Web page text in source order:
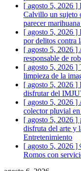
[ agosto 5, 2026 ]
Calvillo un sujeto
parecer marihuana
[ agosto 5, 2026 ]
por delitos contra
[ agosto 5, 2026 ]
responsable de
[ agosto 5, 2026 ]
limpieza de la
[ agosto 5, 2026 ]
disfrutar del
[ agosto 5, 2026 ]
colector pluvial
[ agosto 5, 2026 ]
disfruta del arte y
Entretenimiento
[ agosto 5, 2026 ]
Romos con